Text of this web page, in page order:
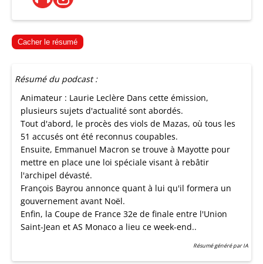
Cacher le résumé
Résumé du podcast :
Animateur : Laurie Leclère Dans cette émission,
plusieurs sujets d'actualité sont abordés.
Tout d'abord, le procès des viols de Mazas, où tous les
51 accusés ont été reconnus coupables.
Ensuite, Emmanuel Macron se trouve à Mayotte pour
mettre en place une loi spéciale visant à rebâtir
l'archipel dévasté.
François Bayrou annonce quant à lui qu'il formera un
gouvernement avant Noël.
Enfin, la Coupe de France 32e de finale entre l'Union
Saint-Jean et AS Monaco a lieu ce week-end..
Résumé généré par IA